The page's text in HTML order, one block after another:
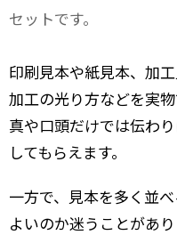
セットです。
印刷見本や紙見本、加
加工の光り方などを実
真や口頭だけでは伝わ
してもらえます。
一方で、見本を多く並
よいのか迷うことがあ